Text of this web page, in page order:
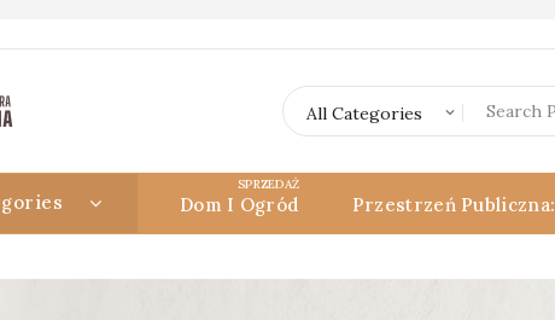
Dom I Ogród
SPRZEDAŻ
Przestrzeń Publiczna: